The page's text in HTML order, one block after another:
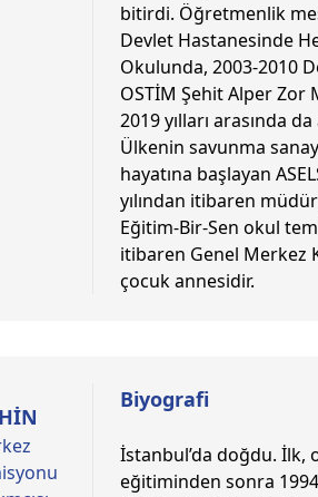
bitirdi. Öğretmenlik
Devlet Hastanesinde
Okulunda, 2003-2010
OSTİM Şehit Alper Zor
2019 yılları arasında
Ülkenin savunma
hayatına başlayan
yılından itibaren
Eğitim-Bir-Sen okul
itibaren Genel Merkez
çocuk annesidir.
Biyografi
İstanbul’da doğdu. İlk,
eğitiminden sonra 1994